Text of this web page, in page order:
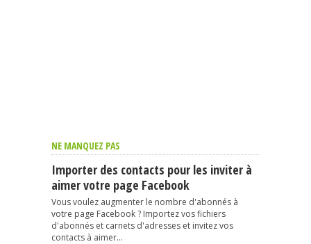
NE MANQUEZ PAS
Importer des contacts pour les inviter à
aimer votre page Facebook
Vous voulez augmenter le nombre d'abonnés à
votre page Facebook ? Importez vos fichiers
d'abonnés et carnets d'adresses et invitez vos
contacts à aimer...